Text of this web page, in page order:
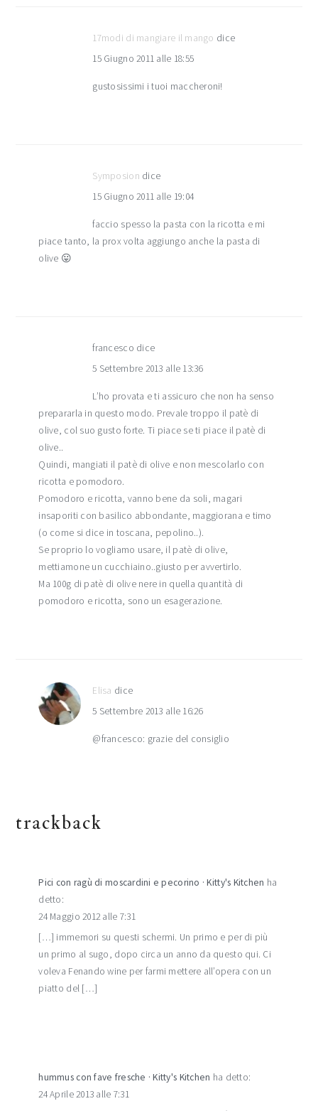
17modi di mangiare il mango dice
15 Giugno 2011 alle 18:55
gustosissimi i tuoi maccheroni!
Symposion dice
15 Giugno 2011 alle 19:04
faccio spesso la pasta con la ricotta e mi
piace tanto, la prox volta aggiungo anche la pasta di
olive 😛
francesco dice
5 Settembre 2013 alle 13:36
L’ho provata e ti assicuro che non ha senso
prepararla in questo modo. Prevale troppo il patè di
olive, col suo gusto forte. Ti piace se ti piace il patè di
olive..
Quindi, mangiati il patè di olive e non mescolarlo con
ricotta e pomodoro.
Pomodoro e ricotta, vanno bene da soli, magari
insaporiti con basilico abbondante, maggiorana e timo
(o come si dice in toscana, pepolino..).
Se proprio lo vogliamo usare, il patè di olive,
mettiamone un cucchiaino..giusto per avvertirlo.
Ma 100g di patè di olive nere in quella quantità di
pomodoro e ricotta, sono un esagerazione.
Elisa dice
5 Settembre 2013 alle 16:26
@francesco: grazie del consiglio
trackback
Pici con ragù di moscardini e pecorino · Kitty's Kitchen ha
detto:
24 Maggio 2012 alle 7:31
[…] immemori su questi schermi. Un primo e per di più
un primo al sugo, dopo circa un anno da questo qui. Ci
voleva Fenando wine per farmi mettere all’opera con un
piatto del […]
hummus con fave fresche · Kitty's Kitchen ha detto:
24 Aprile 2013 alle 7:31